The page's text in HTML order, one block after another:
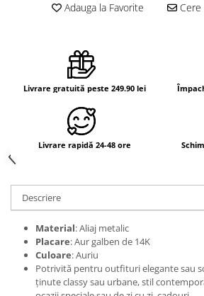
Adauga la Favorite Cere
Livrare gratuită peste 249.90 lei
Livrare rapidă 24-48 ore
Descriere
Material: Aliaj metalic
Placare: Aur galben de 14K
Culoare: Auriu
Potrivită pentru outfituri elegante sau
ținute classy sau urbane, stil